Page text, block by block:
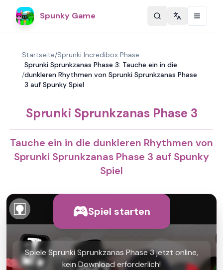
Spunky Game Change
Startseite/Sprunki Incredibox Phase
/
Sprunki Sprunkzanas Phase 3: Tauche ein in die
dunkleren Rhythmen von Sprunki Sprunkzanas Phase
3 auf Spunky Spiel
Sprunki Sprunkzanas Phase 3
Tauche ein in die dunkleren Rhythmen von
Sprunki Sprunkzanas Phase 3 auf Spunky
Spiel
Spiel starten
Spiele Sprunki Sprunkzanas Phase 3 jetzt online,
kein Download erforderlich!